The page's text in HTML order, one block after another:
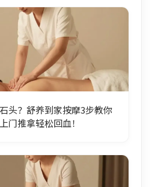
头？舒养到家按摩3步教你
门推拿轻松回血！